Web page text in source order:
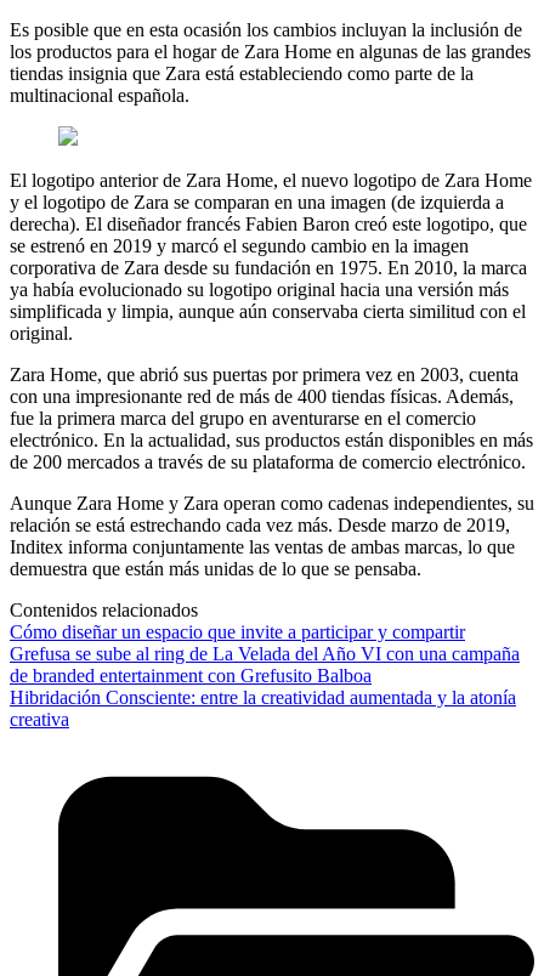
Es posible que en esta ocasión los cambios incluyan la inclusión de
los productos para el hogar de Zara Home en algunas de las grandes
tiendas insignia que Zara está estableciendo como parte de la
multinacional española.
El logotipo anterior de Zara Home, el nuevo logotipo de Zara Home
y el logotipo de Zara se comparan en una imagen (de izquierda a
derecha). El diseñador francés Fabien Baron creó este logotipo, que
se estrenó en 2019 y marcó el segundo cambio en la imagen
corporativa de Zara desde su fundación en 1975. En 2010, la marca
ya había evolucionado su logotipo original hacia una versión más
simplificada y limpia, aunque aún conservaba cierta similitud con el
original.
Zara Home, que abrió sus puertas por primera vez en 2003, cuenta
con una impresionante red de más de 400 tiendas físicas. Además,
fue la primera marca del grupo en aventurarse en el comercio
electrónico. En la actualidad, sus productos están disponibles en más
de 200 mercados a través de su plataforma de comercio electrónico.
Aunque Zara Home y Zara operan como cadenas independientes, su
relación se está estrechando cada vez más. Desde marzo de 2019,
Inditex informa conjuntamente las ventas de ambas marcas, lo que
demuestra que están más unidas de lo que se pensaba.
Contenidos relacionados
Cómo diseñar un espacio que invite a participar y compartir
Grefusa se sube al ring de La Velada del Año VI con una campaña
de branded entertainment con Grefusito Balboa
Hibridación Consciente: entre la creatividad aumentada y la atonía
creativa